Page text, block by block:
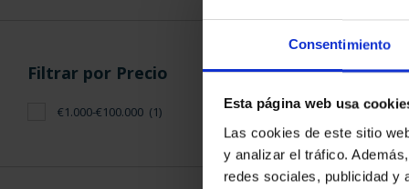
Consentimiento
Esta página web usa
Las cookies de este sitio
y analizar el tráfico.
redes sociales, publicidad y
Filtrar por Precio
€1.000-€100.000 (1)